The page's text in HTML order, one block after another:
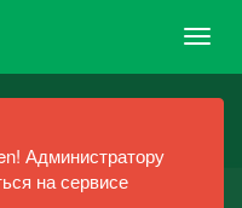
Администратору
на сервисе